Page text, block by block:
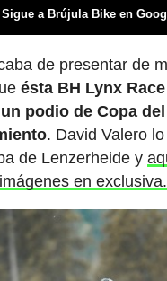
Sigue a Brújula Bike en
de presentar de
ésta BH Lynx
podio de Copa
. David Valero
de Lenzerheide y
en exclusiva.